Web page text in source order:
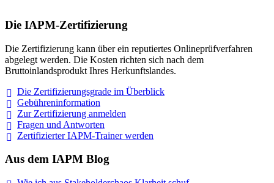
Die IAPM-Zertifizierung
Die Zertifizierung kann über ein reputiertes Onlineprüfverfahren
abgelegt werden. Die Kosten richten sich nach dem
Bruttoinlandsprodukt Ihres Herkunftslandes.
Die Zertifizierungsgrade im Überblick
Gebühreninformation
Zur Zertifizierung anmelden
Fragen und Antworten
Zertifizierter IAPM-Trainerwerden
Aus dem IAPM Blog